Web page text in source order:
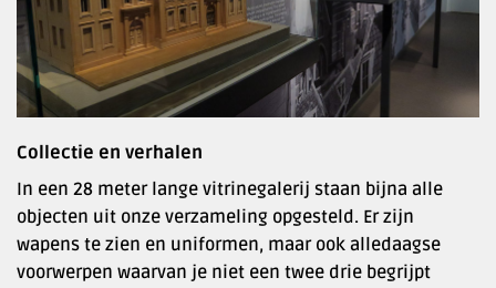
Collectie en verhalen
In een 28 meter lange vitrinegalerij staan bijna alle
objecten uit onze verzameling opgesteld. Er zijn
wapens te zien en uniformen, maar ook alledaagse
voorwerpen waarvan je niet een twee drie begrijpt